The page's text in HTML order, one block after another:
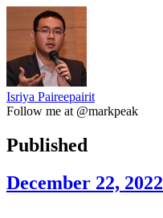
Isriya Paireepairit
Follow me at @markpeak
Published
December 22, 2022